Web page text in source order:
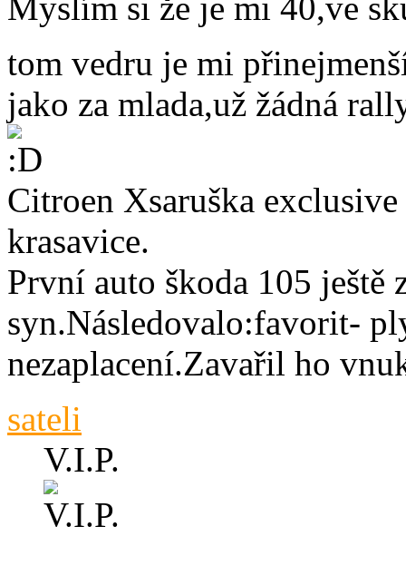
tom vedru je mi
jako za mlada,už žádná
Citroen Xsaruška
krasavice.
První auto škoda 105 ještě
syn.Následovalo:favorit-
nezaplacení.Zavařil ho
sateli
V.I.P.